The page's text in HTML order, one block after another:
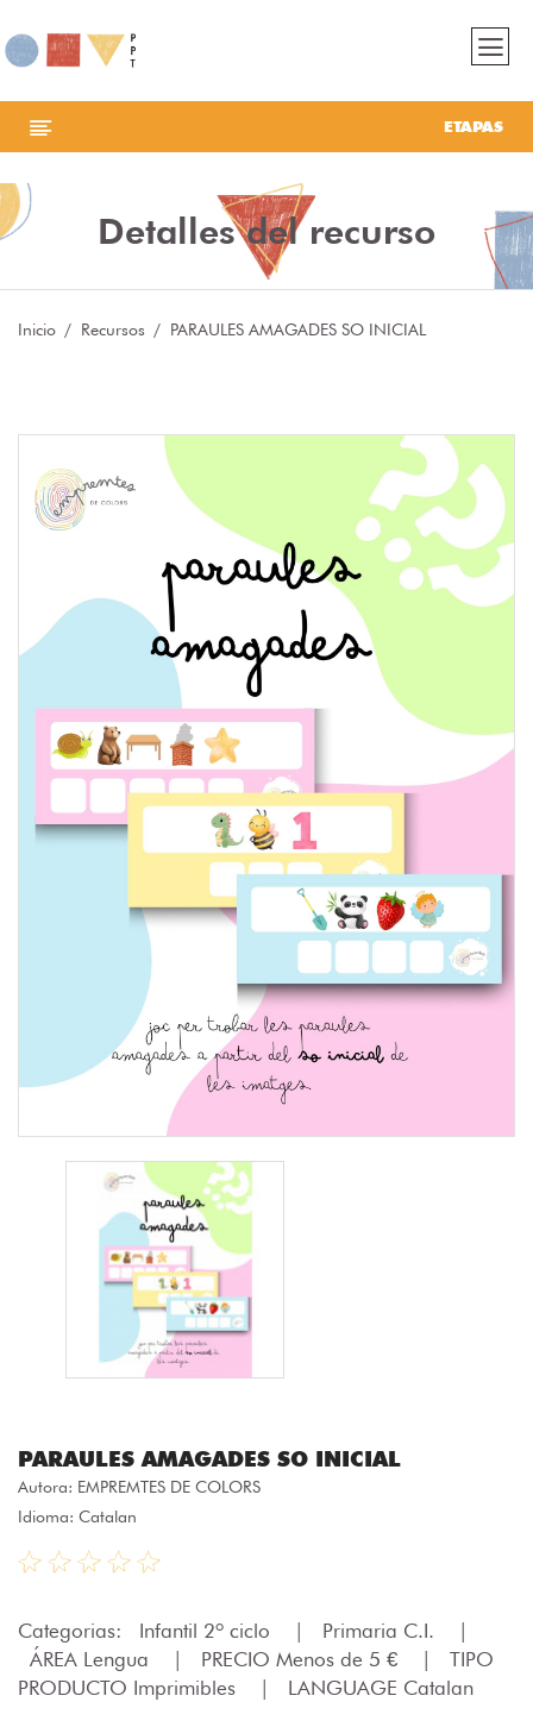
ETAPAS
Detalles del recurso
Inicio Recursos PARAULES AMAGADES SO INICIAL
PARAULES AMAGADES SO INICIAL
Autora: EMPREMTES DE COLORS
Idioma: Catalan
Categorias: Infantil 2º ciclo Primaria C.I.
ÁREA Lengua
PRECIO Menos de 5 €
TIPO
PRODUCTO Imprimibles
LANGUAGE Catalan